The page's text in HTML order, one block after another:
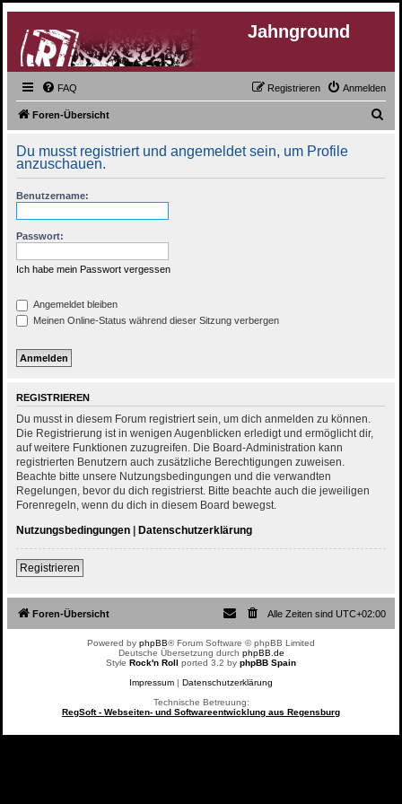
Jahnground
FAQ Anmelden
Registrieren
Foren-Übersicht
h
Du musst registriert und angemeldet sein, um Profile
anzuschauen.
Benutzername:
Passwort:
Ich habe mein Passwort vergessen
Angemeldet bleiben
Meinen Online-Status während dieser Sitzung verbergen
REGISTRIEREN
Du musst in diesem Forum registriert sein, um dich anmelden zu können.
Die Registrierung ist in wenigen Augenblicken erledigt und ermöglicht dir,
auf weitere Funktionen zuzugreifen. Die Board-Administration kann
registrierten Benutzern auch zusätzliche Berechtigungen zuweisen.
Beachte bitte unsere Nutzungsbedingungen und die verwandten
Regelungen, bevor du dich registrierst. Bitte beachte auch die jeweiligen
Forenregeln, wenn du dich in diesem Board bewegst.
Nutzungsbedingungen | Datenschutzerklärung
Registrieren
Foren-Übersicht Alle Zeiten sind UTC+02:00
Powered by phpBB® Forum Software © phpBB Limited
Deutsche Übersetzung durch phpBB.de
Style Rock'n Roll ported 3.2 by phpBB Spain
Impressum | Datenschutzerklärung
Technische Betreuung:
RegSoft - Webseiten- und Softwareentwicklung aus Regensburg